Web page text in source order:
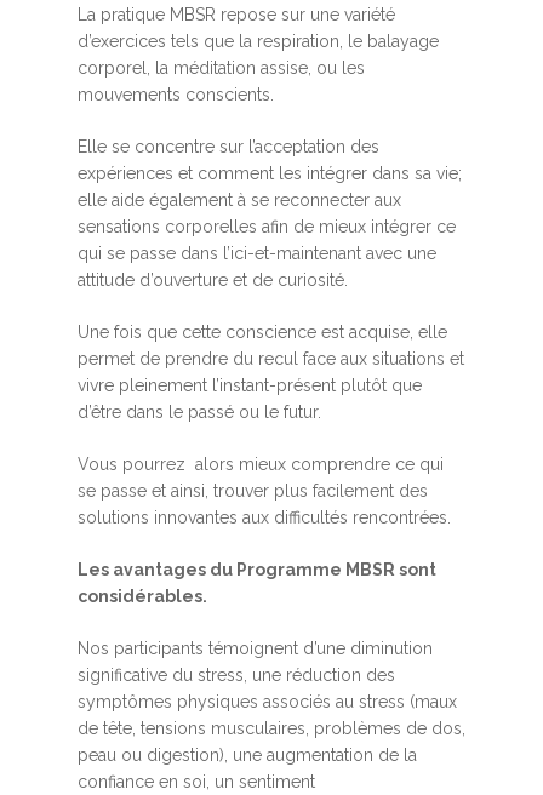
La pratique MBSR repose sur une variété
d’exercices tels que la respiration, le balayage
corporel, la méditation assise, ou les
mouvements conscients.
Elle se concentre sur l’acceptation des
expériences et comment les intégrer dans sa vie;
elle aide également à se reconnecter aux
sensations corporelles afin de mieux intégrer ce
qui se passe dans l’ici-et-maintenant avec une
attitude d’ouverture et de curiosité.
Une fois que cette conscience est acquise, elle
permet de prendre du recul face aux situations et
vivre pleinement l’instant-présent plutôt que
d’être dans le passé ou le futur.
Vous pourrez alors mieux comprendre ce qui
se passe et ainsi, trouver plus facilement des
solutions innovantes aux difficultés rencontrées.
Les avantages du Programme MBSR sont
considérables.
Nos participants témoignent d’une diminution
significative du stress, une réduction des
symptômes physiques associés au stress (maux
de tête, tensions musculaires, problèmes de dos,
peau ou digestion), une augmentation de la
confiance en soi, un sentiment